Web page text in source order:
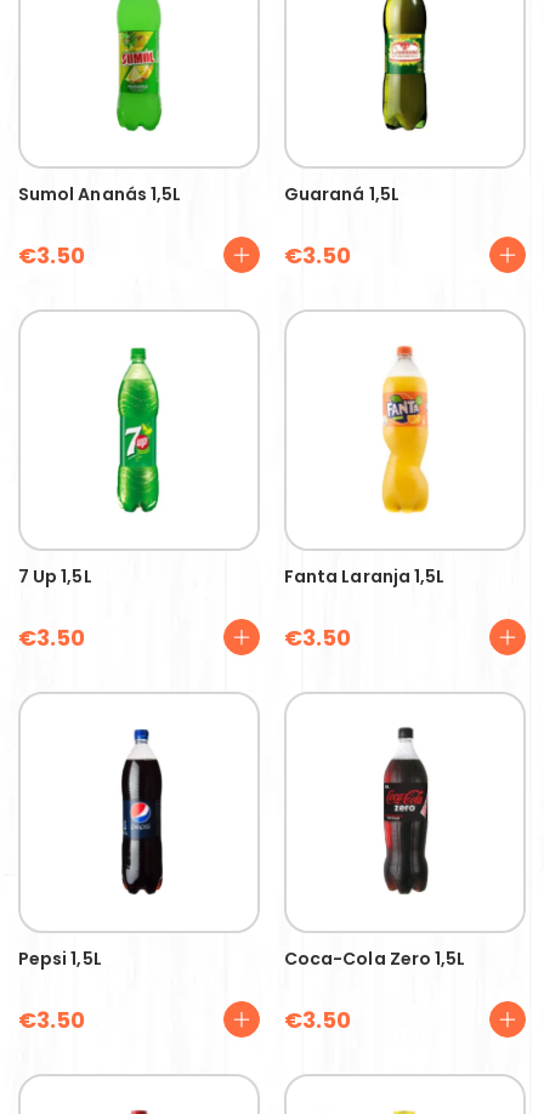
Sumol Ananás 1,5L
€3.50
Guaraná 1,5L
€3.50
7 Up 1,5L
€3.50
Fanta Laranja 1,5L
€3.50
Pepsi 1,5L
€3.50
Coca-Cola Zero 1,5L
€3.50